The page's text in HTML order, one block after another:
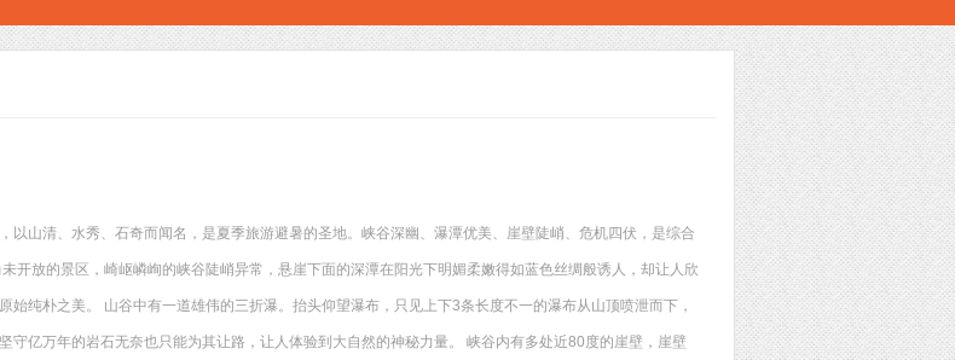
以山清、水秀、石奇而闻名，是夏季旅游避暑的圣地。峡谷深幽、瀑潭优美、崖壁陡峭、危机四伏，是综合
开放的景区，崎岖嶙峋的峡谷陡峭异常，悬崖下面的深潭在阳光下明媚柔嫩得如蓝色丝绸般诱人，却让人欣
始纯朴之美。 山谷中有一道雄伟的三折瀑。抬头仰望瀑布，只见上下3条长度不一的瀑布从山顶喷泄而下，
守亿万年的岩石无奈也只能为其让路，让人体验到大自然的神秘力量。 峡谷内有多处近80度的崖壁，崖壁